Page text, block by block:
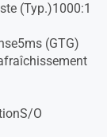
(Typ.)1000:1
(GTG)
O